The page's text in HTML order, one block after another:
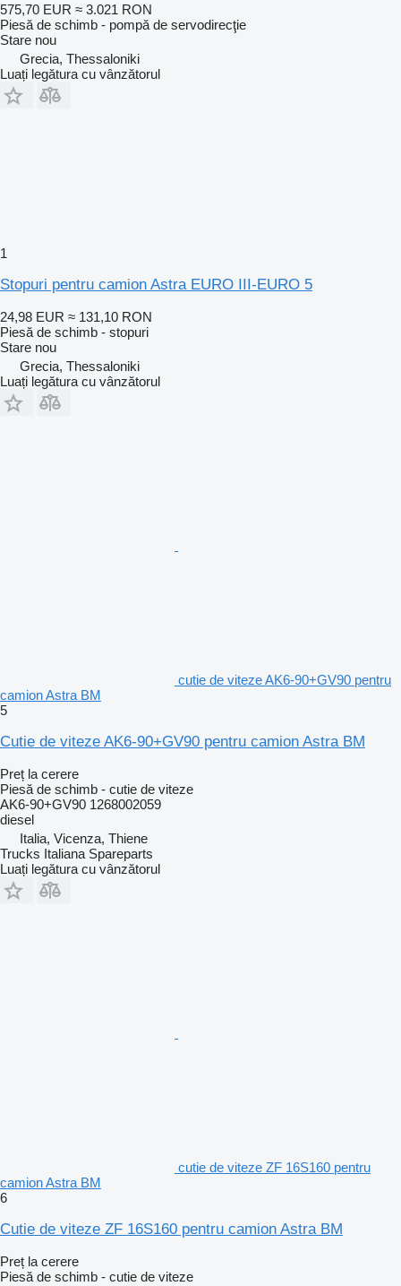
575,70 EUR ≈ 3.021 RON
Piesă de schimb - pompă de servodirecţie
Stare nou
Grecia, Thessaloniki
Luați legătura cu vânzătorul
1
Stopuri pentru camion Astra EURO III-EURO 5
24,98 EUR ≈ 131,10 RON
Piesă de schimb - stopuri
Stare nou
Grecia, Thessaloniki
Luați legătura cu vânzătorul
cutie de viteze AK6-90+GV90 pentru
camion Astra BM
5
Cutie de viteze AK6-90+GV90 pentru camion Astra BM
Preț la cerere
Piesă de schimb - cutie de viteze
AK6-90+GV90 1268002059
diesel
Italia, Vicenza, Thiene
Trucks Italiana Spareparts
Luați legătura cu vânzătorul
cutie de viteze ZF 16S160 pentru
camion Astra BM
6
Cutie de viteze ZF 16S160 pentru camion Astra BM
Preț la cerere
Piesă de schimb - cutie de viteze